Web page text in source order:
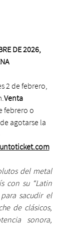
DE 2026,
2 de febrero,
Venta
febrero o
agotarse la
del metal
con su “Latin
sacudir el
de clásicos,
sonora,